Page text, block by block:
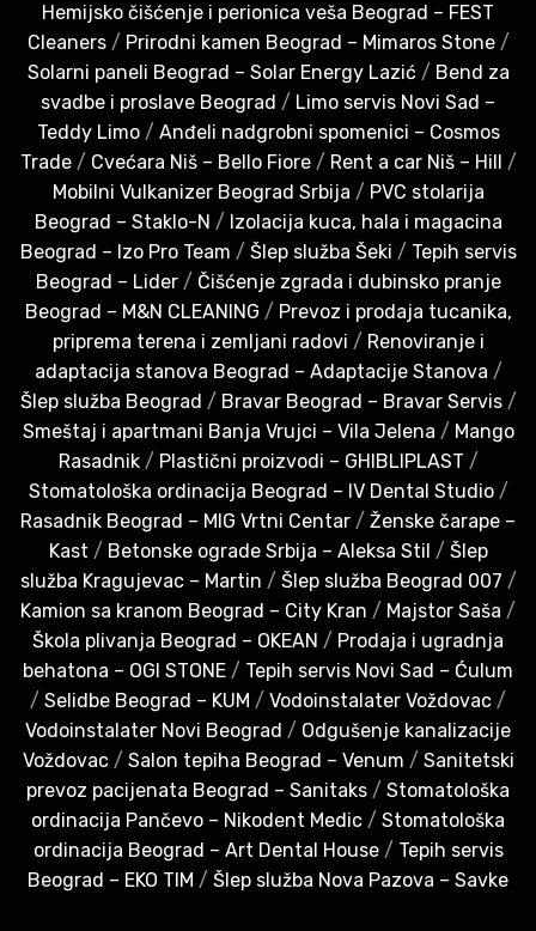
Hemijsko čišćenje i perionica veša Beograd – FEST
Cleaners/ Prirodni kamen Beograd – Mimaros Stone/
Solarni paneli Beograd – Solar Energy Lazić / Bend za
svadbe i proslave Beograd / Limo servis Novi Sad –
Teddy Limo/ Anđeli nadgrobni spomenici – Cosmos
Trade/ Cvećara Niš – Bello Fiore/ Rent a car Niš – Hill
/
Mobilni Vulkanizer Beograd Srbija / PVC stolarija
Beograd – Staklo-N / Izolacija kuca, hala i magacina
Beograd – Izo Pro Team / Šlep služba Šeki / Tepih servis
Beograd – Lider/ Čišćenje zgrada i dubinsko pranje
Beograd – M&N CLEANING / Prevoz i prodaja tucanika,
priprema terena i zemljani radovi / Renoviranje i
adaptacija stanova Beograd – Adaptacije Stanova /
Šlep služba Beograd / Bravar Beograd – Bravar Servis/
Smeštaj i apartmani Banja Vrujci – Vila Jelena / Mango
Rasadnik/ Plastični proizvodi – GHIBLIPLAST /
Stomatološka ordinacija Beograd – IV Dental Studio/
Rasadnik Beograd – MIG Vrtni Centar / Ženske čarape –
Kast / Betonske ograde Srbija – Aleksa Stil / Šlep
služba Kragujevac – Martin / Šlep služba Beograd 007 /
Kamion sa kranom Beograd – City Kran / Majstor Saša /
Škola plivanja Beograd – OKEAN / Prodaja i ugradnja
behatona – OGI STONE / Tepih servis Novi Sad – Ćulum
/ Selidbe Beograd – KUM / Vodoinstalater Voždovac /
Vodoinstalater Novi Beograd / Odgušenje kanalizacije
Voždovac/ Salon tepiha Beograd – Venum / Sanitetski
prevoz pacijenata Beograd – Sanitaks / Stomatološka
ordinacija Pančevo – Nikodent Medic / Stomatološka
ordinacija Beograd – Art Dental House/ Tepih servis
Beograd – EKO TIM / Šlep služba Nova Pazova – Savke